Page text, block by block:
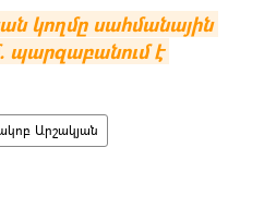
կողմը սահմանային
պարզաբանում է
Արշակյան